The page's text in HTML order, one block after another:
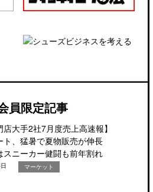
員限定記事
店大手2社7月度売上高速報】
ト、猛暑で夏物販売が伸長
スニーカー健闘も前年割れ
マーケット